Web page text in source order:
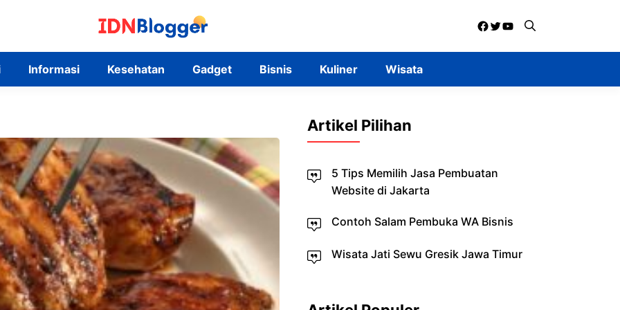
Facebook
Twitter
YouTube
Informasi Kesehatan Gadget Bisnis Kuliner Wisata
Artikel Pilihan
5 Tips Memilih Jasa Pembuatan
Website di Jakarta
Contoh Salam Pembuka WA Bisnis
Wisata Jati Sewu Gresik Jawa Timur